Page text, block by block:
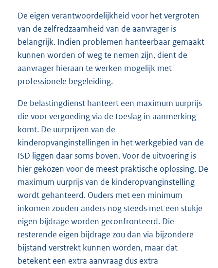
De eigen verantwoordelijkheid voor het vergroten
van de zelfredzaamheid van de aanvrager is
belangrijk. Indien problemen hanteerbaar gemaakt
kunnen worden of weg te nemen zijn, dient de
aanvrager hieraan te werken mogelijk met
professionele begeleiding.
De belastingdienst hanteert een maximum uurprijs
die voor vergoeding via de toeslag in aanmerking
komt. De uurprijzen van de
kinderopvanginstellingen in het werkgebied van de
ISD liggen daar soms boven. Voor de uitvoering is
hier gekozen voor de meest praktische oplossing. De
maximum uurprijs van de kinderopvanginstelling
wordt gehanteerd. Ouders met een minimum
inkomen zouden anders nog steeds met een stukje
eigen bijdrage worden geconfronteerd. Die
resterende eigen bijdrage zou dan via bijzondere
bijstand verstrekt kunnen worden, maar dat
betekent een extra aanvraag dus extra